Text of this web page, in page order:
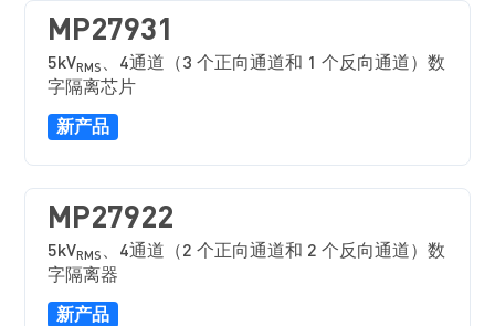
MP27931
5kVRMS 、4通道（3 个正向通道和 1 个反向通道）数
字隔离芯片
新产品
MP27922
5kVRMS 、4通道（2 个正向通道和 2 个反向通道）数
字隔离器
新产品